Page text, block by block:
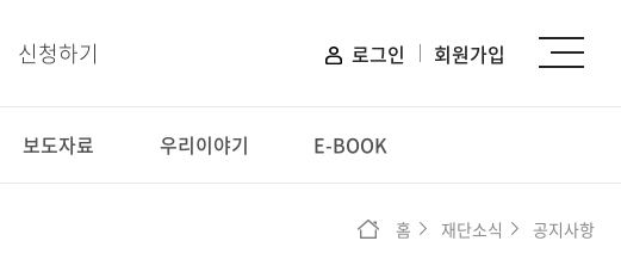
신청하기 로그인 회원가입
보도자료 우리이야기 E-BOOK
홈 재단소식 공지사항